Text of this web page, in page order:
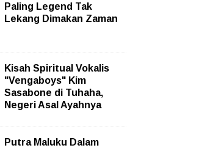
Paling Legend Tak
Lekang Dimakan Zaman
Kisah Spiritual Vokalis
"Vengaboys" Kim
Sasabone di Tuhaha,
Negeri Asal Ayahnya
Putra Maluku Dalam